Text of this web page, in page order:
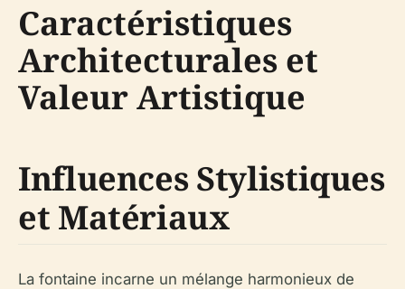
Caractéristiques
Architecturales et
Valeur Artistique
Influences Stylistiques
et Matériaux
La fontaine incarne un mélange harmonieux de